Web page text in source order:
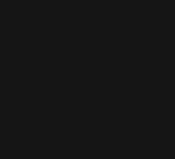
و بدون ضامن امکان‌پذیر
محصولات ارائه می‌شود.